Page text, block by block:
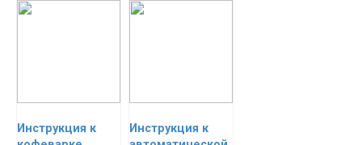
Инструкция к
Инструкция к